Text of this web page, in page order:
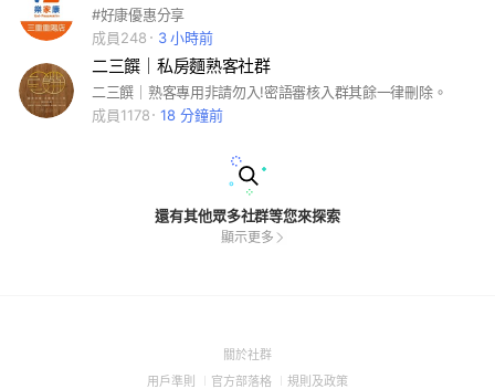
#好康優惠分享
成員248
3 小時前
二三饌｜私房麵熟客社群
二三饌｜熟客專用非請勿入!密語審核入群其餘一律刪除。
成員1178
18 分鐘前
還有其他眾多社群等您來探索
顯示更多
關於社群(Open
用戶準則 (Open
官方部落格 (Open
規則及政策(Open